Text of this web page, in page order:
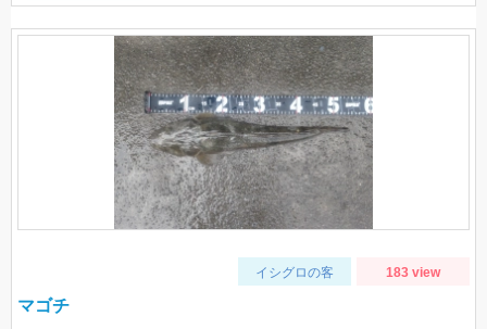
イシグロの客 183 view
マゴチ